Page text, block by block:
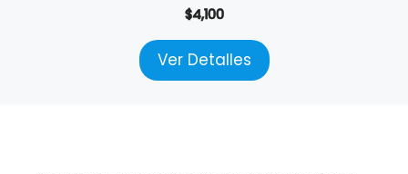
$4,100
Ver Detalles